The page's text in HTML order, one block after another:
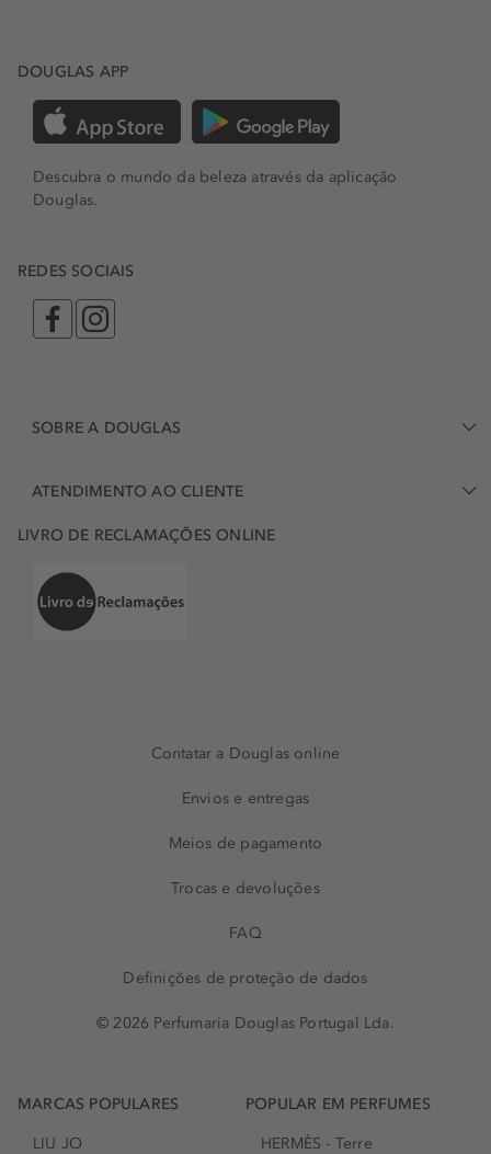
DOUGLAS APP
Descubra o mundo da beleza através da aplicação
Douglas.
REDES SOCIAIS
SOBRE A DOUGLAS
ATENDIMENTO AO CLIENTE
LIVRO DE RECLAMAÇÕES ONLINE
Contatar a Douglas online
Envios e entregas
Meios de pagamento
Trocas e devoluções
FAQ
Definições de proteção de dados
© 2026 Perfumaria Douglas Portugal Lda.
MARCAS POPULARES
LIU JO
POPULAR EM PERFUMES
HERMÈS - Terre